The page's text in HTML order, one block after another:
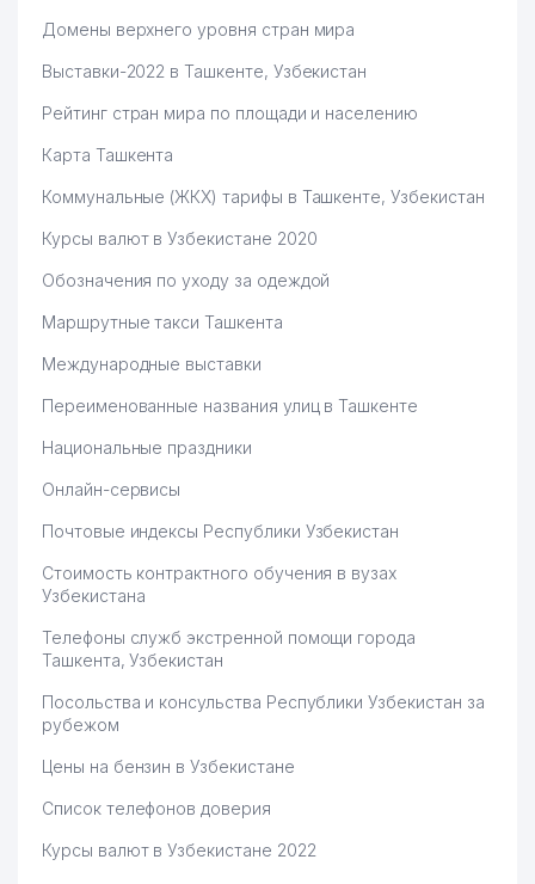
Домены верхнего уровня стран мира
Выставки-2022 в Ташкенте, Узбекистан
Рейтинг стран мира по площади и населению
Карта Ташкента
Коммунальные (ЖКХ) тарифы в Ташкенте, Узбекистан
Курсы валют в Узбекистане 2020
Обозначения по уходу за одеждой
Маршрутные такси Ташкента
Международные выставки
Переименованные названия улиц в Ташкенте
Национальные праздники
Онлайн-сервисы
Почтовые индексы Республики Узбекистан
Стоимость контрактного обучения в вузах
Узбекистана
Телефоны служб экстренной помощи города
Ташкента, Узбекистан
Посольства и консульства Республики Узбекистан за
рубежом
Цены на бензин в Узбекистане
Список телефонов доверия
Курсы валют в Узбекистане 2022